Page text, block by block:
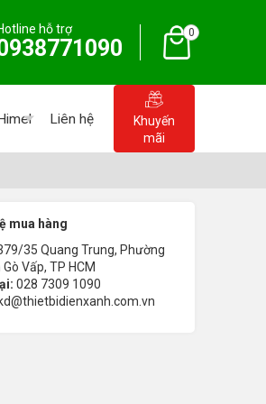
hỗ trợ 0
Liên hệ
Khuyến
mãi
mua hàng
35 Quang Trung, Phường
Vấp, TP HCM
028 7309 1090